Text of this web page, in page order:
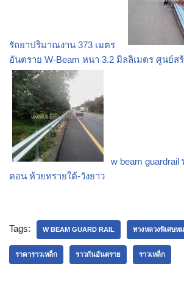
รัถยาปริมาณงาน 373 เมตร
อันตราย W-Beam หนา 3.2 มิลลิเมตร ศูนย์ส
w beam
ตอน ห้วยทรายใต้-วังยาว
Tags: W BEAM GUARD RAIL ทางหลวงพิเศษห
ราคาราวเหล็ก ราวกันอันตราย ราวเหล็ก